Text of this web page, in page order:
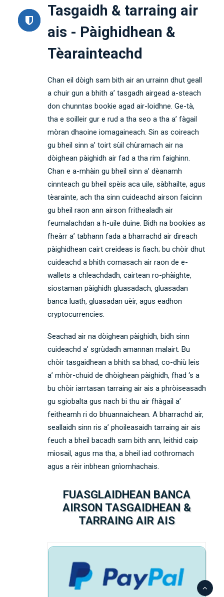
Tasgaidh & tarraing air
ais - Pàighidhean &
Tèarainteachd
Chan eil dòigh sam bith air an urrainn dhut geall
a chuir gun a bhith a’ tasgadh airgead a-steach
don chunntas bookie agad air-loidhne. Ge-tà,
tha e soilleir gur e rud a tha seo a tha a’ fàgail
mòran dhaoine iomagaineach. Sin as coireach
gu bheil sinn a’ toirt sùil chùramach air na
dòighean pàighidh air fad a tha rim faighinn.
Chan e a-mhàin gu bheil sinn a’ dèanamh
cinnteach gu bheil spèis aca uile, sàbhailte, agus
tèarainte, ach tha sinn cuideachd airson faicinn
gu bheil raon ann airson frithealadh air
feumalachdan a h-uile duine. Bidh na bookies as
fheàrr a’ tabhann fada a bharrachd air dìreach
pàighidhean cairt creideas is fiach; bu chòir dhut
cuideachd a bhith comasach air raon de e-
wallets a chleachdadh, cairtean ro-phàighte,
siostaman pàighidh gluasadach, gluasadan
banca luath, gluasadan uèir, agus eadhon
cryptocurrencies.
Seachad air na dòighean pàighidh, bidh sinn
cuideachd a’ sgrùdadh amannan malairt. Bu
chòir tasgaidhean a bhith sa bhad, co-dhiù leis
a’ mhòr-chuid de dhòighean pàighidh, fhad ‘s a
bu chòir iarrtasan tarraing air ais a phròiseasadh
gu sgiobalta gus nach bi thu air fhàgail a’
feitheamh ri do bhuannaichean. A bharrachd air,
seallaidh sinn ris a’ phoileasaidh tarraing air ais
feuch a bheil bacadh sam bith ann, leithid caip
mìosail, agus ma tha, a bheil iad cothromach
agus a rèir inbhean gnìomhachais.
FUASGLAIDHEAN BANCA
AIRSON TASGAIDHEAN &
TARRAING AIR AIS